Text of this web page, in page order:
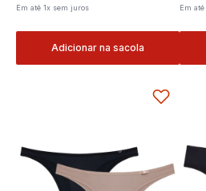
Em até1x sem juros
Adicionar na sacola
Em até